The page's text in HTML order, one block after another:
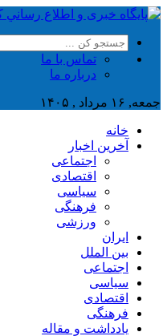
تماس با ما
درباره ما
جمعه, ۱۶ مرداد , ۱۴۰۵
خانه
آخرین اخبار
اجتماعی
اقتصادی
سیاسی
فرهنگی
ورزشی
ایران
بین الملل
اجتماعی
سیاسی
اقتصادی
فرهنگی
یادداشت و مقاله